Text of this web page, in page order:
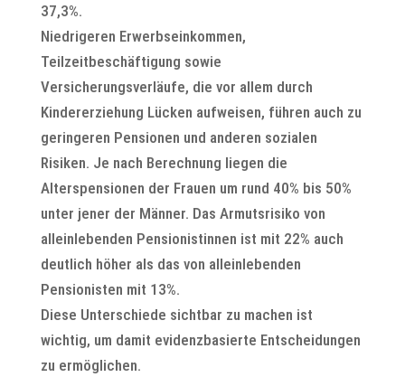
37,3%.
Niedrigeren Erwerbseinkommen,
Teilzeitbeschäftigung sowie
Versicherungsverläufe, die vor allem durch
Kindererziehung Lücken aufweisen, führen auch zu
geringeren Pensionen und anderen sozialen
Risiken. Je nach Berechnung liegen die
Alterspensionen der Frauen um rund 40% bis 50%
unter jener der Männer. Das Armutsrisiko von
alleinlebenden Pensionistinnen ist mit 22% auch
deutlich höher als das von alleinlebenden
Pensionisten mit 13%.
Diese Unterschiede sichtbar zu machen ist
wichtig, um damit evidenzbasierte Entscheidungen
zu ermöglichen.